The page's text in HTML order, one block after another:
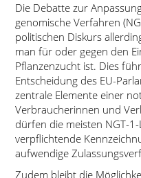
Die Debatte zur
genomische Verfahren
politischen Diskurs
man für oder gegen den
Pflanzenzucht ist. Dies
Entscheidung des EU-
zentrale Elemente einer
Verbraucherinnen und
dürfen die meisten NGT-
verpflichtende
aufwendige
Zudem bleibt die